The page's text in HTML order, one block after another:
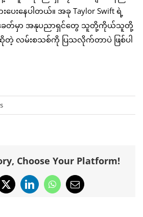
းနေပါတယ်။ အခု Taylor Swift ရဲ့
ခေတ်မှာ အနုပညာရှင်တွေ သူတို့ကိုယ်သူတို့
မ်းစသစ်ကို ပြသလိုက်တာပဲ ဖြစ်ပါ
Choose Your Platform!
X LinkedInWhatsApp
Email